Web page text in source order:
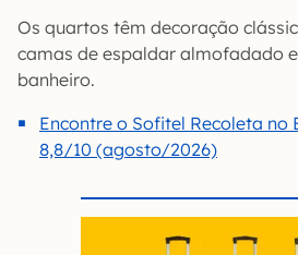
Os quartos têm decoração
camas de espaldar almofadado
banheiro.
Encontre o Sofitel Recoleta no
8,8/10 (agosto/2026)